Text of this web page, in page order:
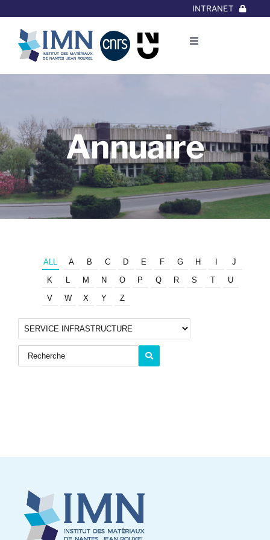
au
contenu
INTRANET
Toggle
L’Institut
Equipes
Projets/Collaborations
Annuaire
ALL A B C D E F G H
J
K
L M N O P Q R S T
U
V
W X Y Z